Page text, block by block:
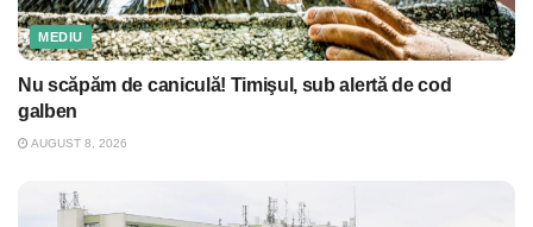
MEDIU
Nu scăpăm de caniculă! Timişul, sub alertă de cod
galben
AUGUST 8, 2026